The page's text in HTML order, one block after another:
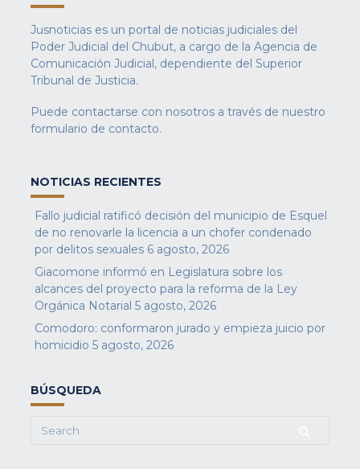
Jusnoticias es un portal de noticias judiciales del
Poder Judicial del Chubut, a cargo de la Agencia de
Comunicación Judicial, dependiente del Superior
Tribunal de Justicia.
Puede contactarse con nosotros a través de nuestro
formulario de contacto.
NOTICIAS RECIENTES
Fallo judicial ratificó decisión del municipio de Esquel
de no renovarle la licencia a un chofer condenado
por delitos sexuales 6 agosto, 2026
Giacomone informó en Legislatura sobre los
alcances del proyecto para la reforma de la Ley
Orgánica Notarial 5 agosto, 2026
Comodoro: conformaron jurado y empieza juicio por
homicidio 5 agosto, 2026
BÚSQUEDA
Search